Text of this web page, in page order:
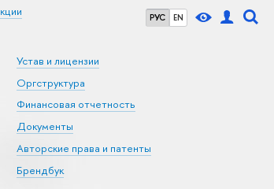
РУС EN
Устав и лицензии
Оргструктура
Финансовая отчетность
Документы
Авторские права и патенты
Брендбук